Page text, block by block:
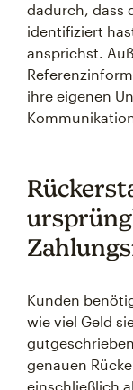
dadurch, dass
identifiziert
ansprichst.
ihre eigenen
Kunden
wie viel Geld
genauen
einschließlich